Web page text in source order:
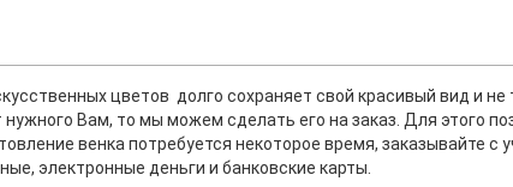
цветов долго сохраняет свой красивый вид и не
Вам, то мы можем сделать его на заказ. Для этого
венка потребуется некоторое время, заказывайте с
электронные деньги и банковские карты.